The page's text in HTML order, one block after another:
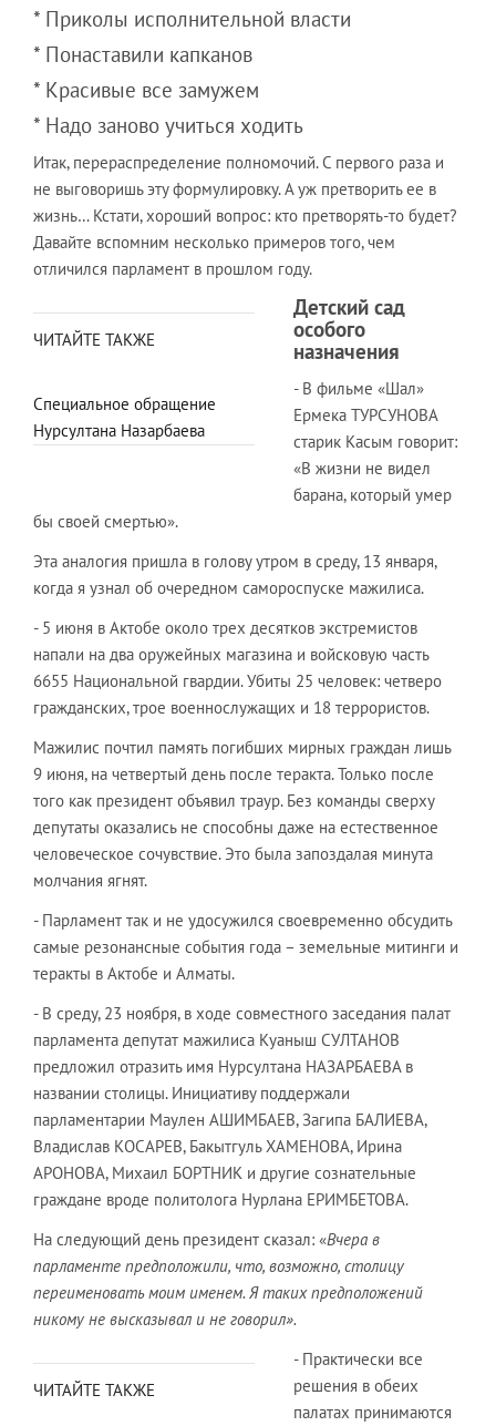
* Приколы исполнительной власти
* Понаставили капканов
* Красивые все замужем
* Надо заново учиться ходить
Итак, перераспределение полномочий. С первого раза и
не выговоришь эту формулировку. А уж претворить ее в
жизнь… Кстати, хороший вопрос: кто претворять-то будет?
Давайте вспомним несколько примеров того, чем
отличился парламент в прошлом году.
ЧИТАЙТЕ ТАКЖЕ
Специальное обращение
Нурсултана Назарбаева
Детский сад
особого
назначения
- В фильме «Шал»
Ермека ТУРСУНОВА
старик Касым говорит:
«В жизни не видел
барана, который умер
бы своей смертью».
Эта аналогия пришла в голову утром в среду, 13 января,
когда я узнал об очередном самороспуске мажилиса.
- 5 июня в Актобе около трех десятков экстремистов
напали на два оружейных магазина и войсковую часть
6655 Национальной гвардии. Убиты 25 человек: четверо
гражданских, трое военнослужащих и 18 террористов.
Мажилис почтил память погибших мирных граждан лишь
9 июня, на четвертый день после теракта. Только после
того как президент объявил траур. Без команды сверху
депутаты оказались не способны даже на естественное
человеческое сочувствие. Это была запоздалая минута
молчания ягнят.
- Парламент так и не удосужился своевременно обсудить
самые резонансные события года – земельные митинги и
теракты в Актобе и Алматы.
- В среду, 23 ноября, в ходе совместного заседания палат
парламента депутат мажилиса Куаныш СУЛТАНОВ
предложил отразить имя Нурсултана НАЗАРБАЕВА в
названии столицы. Инициативу поддержали
парламентарии Маулен АШИМБАЕВ, Загипа БАЛИЕВА,
Владислав КОСАРЕВ, Бакытгуль ХАМЕНОВА, Ирина
АРОНОВА, Михаил БОРТНИК и другие сознательные
граждане вроде политолога Нурлана ЕРИМБЕТОВА.
На следующий день президент сказал: «Вчера в
парламенте предположили, что, возможно, столицу
переименовать моим именем. Я таких предположений
никому не высказывал и не говорил».
ЧИТАЙТЕ ТАКЖЕ
- Практически все
решения в обеих
палатах принимаются